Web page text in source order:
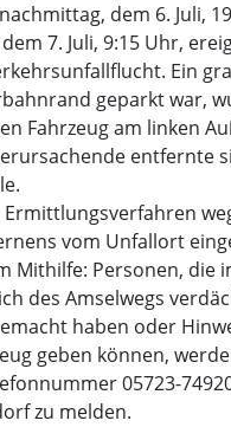
dem 6. Juli,
7. Juli, 9:15 Uhr,
Ein
geparkt war,
Fahrzeug am linken
entfernte
Ermittlungsverfahren
vom Unfallort
Mithilfe: Personen, die
des Amselwegs
haben oder
geben können,
05723-
zu melden.